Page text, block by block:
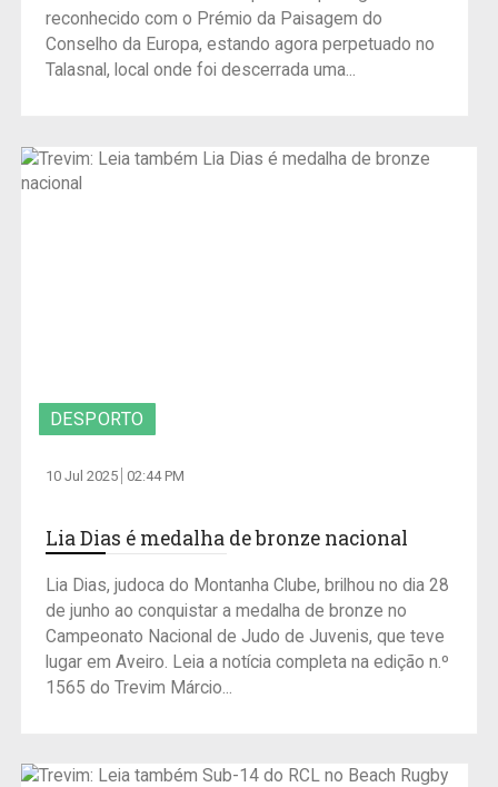
reconhecido com o Prémio da Paisagem do
Conselho da Europa, estando agora perpetuado no
Talasnal, local onde foi descerrada uma...
DESPORTO
10 Jul 2025 02:44 PM
Lia Dias é medalha de bronze nacional
Lia Dias, judoca do Montanha Clube, brilhou no dia 28
de junho ao conquistar a medalha de bronze no
Campeonato Nacional de Judo de Juvenis, que teve
lugar em Aveiro. Leia a notícia completa na edição n.º
1565 do Trevim Márcio...